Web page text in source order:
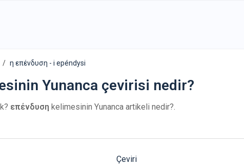
η επένδυση - i epéndysi
Yunanca çevirisi nedir?
επένδυση kelimesinin Yunanca artikeli nedir?.
Çeviri